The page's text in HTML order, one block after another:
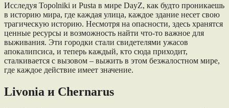
Исследуя Topolniki и Pusta в мире DayZ, как будто проникаешь
в историю мира, где каждая улица, каждое здание несет свою
трагическую историю. Несмотря на опасности, здесь хранятся
ценные ресурсы и возможность найти что-то важное для
выживания. Эти городки стали свидетелями ужасов
апокалипсиса, и теперь каждый, кто сюда приходит,
сталкивается с вызовом – выжить в этом безжалостном мире,
где каждое действие имеет значение.
Livonia и Chernarus